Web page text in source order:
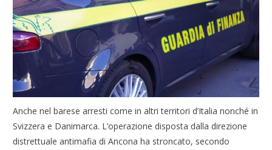
Anche nel barese arresti come in altri territori d’Italia nonché in
Svizzera e Danimarca. L’operazione disposta dalla direzione
distrettuale antimafia di Ancona ha stroncato, secondo